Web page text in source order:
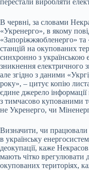
перестали виробляти
В червні, за словами
«Укренерго», в якому
«Запоріжжяобленерго»
станцій на окупованих
синхронно з українською
зникнення електричного
але згідно з даними
року», – цитує копію
єдине джерело інформації
з тимчасово купованими
не Укренерго, чи
Визначити, чи працювали
в українську
деокупації, каже
мають чітко врегулювати
окупованих територіях,